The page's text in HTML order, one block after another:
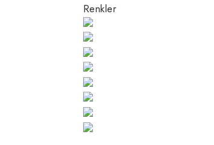
Renkler